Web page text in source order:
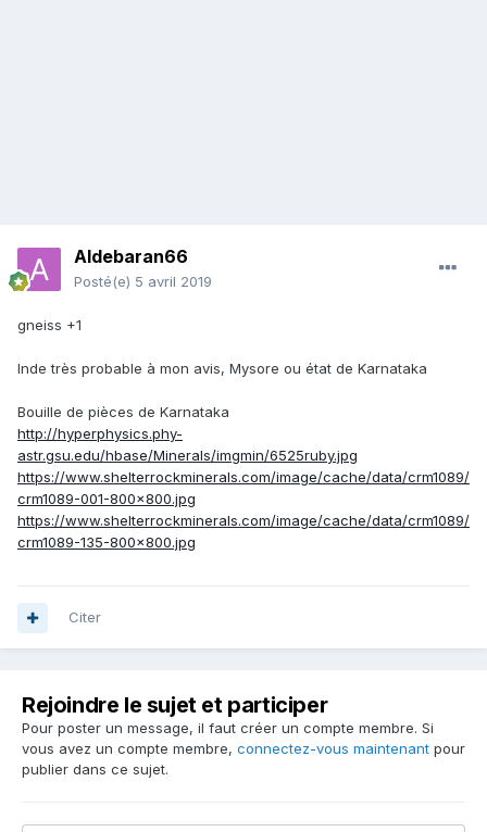
Aldebaran66
Posté(e) 5 avril 2019
gneiss +1
Inde très probable à mon avis, Mysore ou état de Karnataka
Bouille de pièces de Karnataka
http://hyperphysics.phy-
astr.gsu.edu/hbase/Minerals/imgmin/6525ruby.jpg
https://www.shelterrockminerals.com/image/cache/data/crm1089/
crm1089-001-800x800.jpg
https://www.shelterrockminerals.com/image/cache/data/crm1089/
crm1089-135-800x800.jpg
Citer
Rejoindre le sujet et participer
Pour poster un message, il faut créer un compte membre. Si
vous avez un compte membre, connectez-vous maintenant pour
publier dans ce sujet.